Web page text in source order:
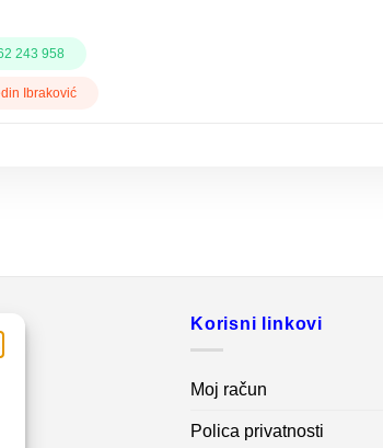
243 958
Ibraković
Korisni linkovi
Moj račun
Polica privatnosti